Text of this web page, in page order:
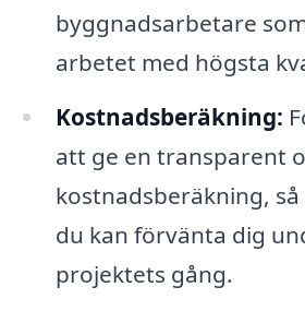
byggnadsarbetare
arbetet med högsta
Kostnadsberäkning:
att ge en transparent
kostnadsberäkning,
du kan förvänta dig
projektets gång.